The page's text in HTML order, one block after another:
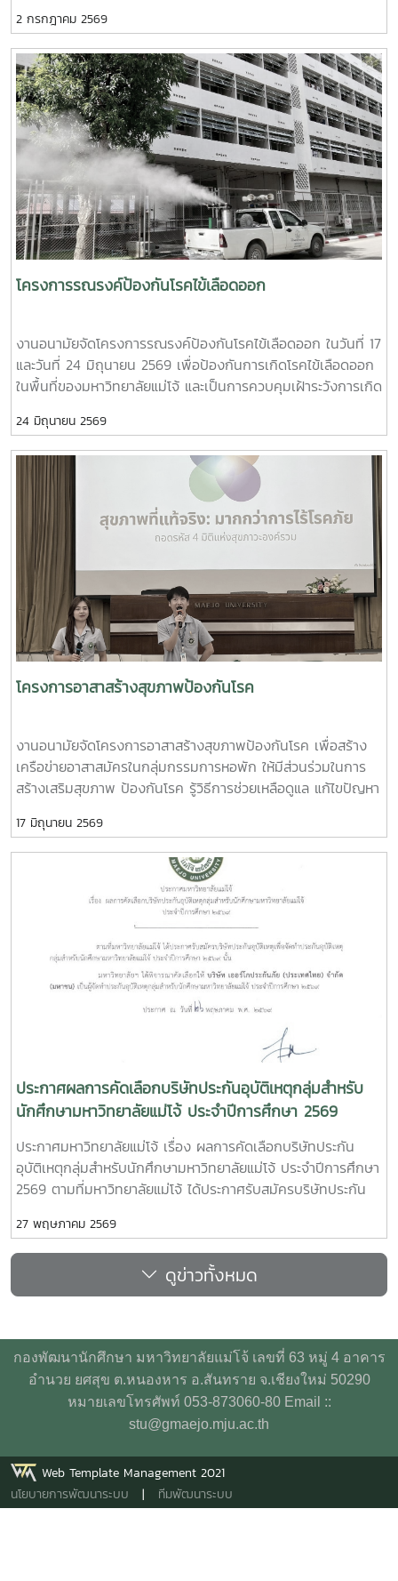
การอบรมยังให้ความสำคัญกับการดูแลสุขภาพจิตของบุคลากรผู้
ปฏิบัติงาน โดยเฉพาะการป้องกันภาวะหมดไฟ (Burnout) การ
พัฒนาทักษะการเมตตาต่อตนเอง (Self-Compassion) พร้อม
เปิดเวที "Mental Health Talk" เพื่อแลกเปลี่ยนประสบการณ์
สะท้อนปัญหา และร่วมหาแนวทางพัฒนางานด้านสุขภาวะใน
สถาบันอุดมศึกษา โครงการนี้ถือเป็นอีกหนึ่งกลไกสำคัญในการขับ
เคลื่อน “ระบบนิเวศสุขภาวะนิสิต” ของมหาวิทยาลัยไทย ที่มุ่งสร้าง
บุคลากรผู้ดูแลนิสิตให้มีความพร้อมทั้งด้านความรู้ ทักษะ และหัวใจ
ที่เข้าใจ เพื่อให้นิสิตทุกคนสามารถเรียนรู้และใช้ชีวิตในรั้ว
มหาวิทยาลัยได้อย่างมีความสุขและยั่งยืน ทั้งนี้ โครงการดังกล่าว
ได้รับงบประมาณสนับสนุนจากที่ประชุมอธิการบดีแห่งประเทศไทย
เอื้อเฟื้อสถานที่โดยมหาวิทยาลัยเกษตรศาสตร์
รกิติยาภา นเรนทิราเทพยวดี กรมหลวงราช สาริณีสิริพัชร มหา
วัชรราชธิดา ในวันที่ 1 และ 2 กรกฎาคม 2569 เวลา 09.00 –
14.00 น. ณ ลานอนันต์ ปัญญาวีร์ อาคารอำนวย ยศสุข
นักศึกษาที่เข้าร่วมบริจาคจะได้ชั่วโมงกิจกรรมด้านจิตอาสา ครั้งละ
8 ชั่วโมง- วันที่ 1กรกฏาคม 2569 มีผู้ประสงค์บริจาคโลหิต
จำนวน 91 คน ผ่านเกณฑ์สามารถบริจาคโลหิตได้ จำนวน 41 คน
( 18,450 CC.) - วันที่ 2 กรกฏาคม 2569 มีผู้ประสงค์บริจาค
โลหิต จำนวน 125 คน ผ่านเกณฑ์สามารถบริจาคโลหิตได้ จำนวน
72 คน (32,400 CC.)
2 กรกฎาคม 2569
โครงการรณรงค์ป้องกันโรคไข้เลือดออก
งานอนามัยจัดโครงการรณรงค์ป้องกันโรคไข้เลือดออก ในวันที่ 17
และวันที่ 24 มิถุนายน 2569 เพื่อป้องกันการเกิดโรคไข้เลือดออก
ในพื้นที่ของมหาวิทยาลัยแม่โจ้ และเป็นการควบคุมเฝ้าระวังการเกิด
เทอม ในปีการศึกษา 2569 โดยเชิญเจ้าหน้าที่จากเทศบาลเมือง
แม่โจ้มาพ่นฝอยละอองกำจัดยุง บริเวณหอพักนักศึกษา สวนป่า
บ้านพักบุคลากร และบริเวณโดยรอบมหาวิทยาลัย ทั้งนี้ ทีมงานผู้
บริหารจากเทศบาลเมืองแม่โจ้ ได้มอบทรายอะเบทให้แก่งานอนามัย
ไว้เพื่อกำจัดลูกน้ำยุงลาย โดยการประชาสัมพันธ์ให้ทุกหน่วยงานที่
มีความต้องการทรายอะเบท สามารถมารับได้ที่งานอนามัย กอง
พัฒนานักศึกษา อาคารอำนวย ยศสุข
24 มิถุนายน 2569
โครงการอาสาสร้างสุขภาพป้องกันโรค
งานอนามัยจัดโครงการอาสาสร้างสุขภาพป้องกันโรค เพื่อสร้าง
เครือข่ายอาสาสมัครในกลุ่มกรรมการหอพัก ให้มีส่วนร่วมในการ
สร้างเสริมสุขภาพ ป้องกันโรค รู้วิธีการช่วยเหลือดูแล แก้ไขปัญหา
งานหอพัก โดยเชิญคุณนที ใจเปรมปรีดี นักวิชาการสาธารณสุข
ปฏิบัติการ จากโรงพยาบาลสันทราย คุณนิธิวดี จรรยาสุภาพ
หัวหน้างานอนามัย คุณลักษมี ตันธนสิน พยาบาล เป็นวิทยากร
บรรยายให้ความรู้แก่ผู้เข้าร่วมงาน
17 มิถุนายน 2569
ประกาศผลการคัดเลือกบริษัทประกันอุบัติเหตุกลุ่มสำหรับ
นักศึกษามหาวิทยาลัยแม่โจ้ ประจำปีการศึกษา 2569
ประกาศมหาวิทยาลัยแม่โจ้ เรื่อง ผลการคัดเลือกบริษัทประกัน
อุบัติเหตุกลุ่มสำหรับนักศึกษามหาวิทยาลัยแม่โจ้ ประจำปีการศึกษา
2569 ตามที่มหาวิทยาลัยแม่โจ้ ได้ประกาศรับสมัครบริษัทประกัน
มหาวิทยาลัยแม่โจ้ ประจำปีการศึกษา 2569 นั้น มหาวิทยาลัยฯ ได้
พิจารณาคัดเลือกให้ บริษัท เออร์โกประกันภัย (ประเทศไทย)
จำกัด (มหาชน) เป็นผู้จัดทำประกันอุบัติเหตุกลุ่มสำหรับนักศึกษา
มหาวิทยาลัยแม่โจ้ ประจำปีการศึกษา 2569 ประกาศ ณ วันที่
27 พฤษภาคม 2569
ดูข่าวทั้งหมด
กองพัฒนานักศึกษา มหาวิทยาลัยแม่โจ้ เลขที่ 63 หมู่ 4 อาคาร
อำนวย ยศสุข ต.หนองหาร อ.สันทราย จ.เชียงใหม่ 50290
หมายเลขโทรศัพท์ 053-873060-80 Email ::
stu@gmaejo.mju.ac.th
Web Template Management 2021
นโยบายการพัฒนาระบบ | ทีมพัฒนาระบบ